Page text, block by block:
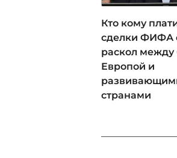
Кто кому
сделки ФИФА
раскол между
Европой и
странами